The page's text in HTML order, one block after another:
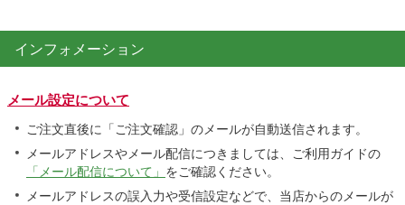
インフォメーション
メール設定について
ご注文直後に「ご注文確認」のメールが自動送信されます。
メールアドレスやメール配信につきましては、ご利用ガイドの
「メール配信について」 をご確認ください。
メールアドレスの誤入力や受信設定などで、当店からのメールが